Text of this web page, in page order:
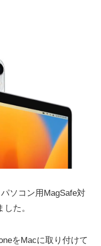
ソコン用MagSafe対
た。
をMacに取り付けて